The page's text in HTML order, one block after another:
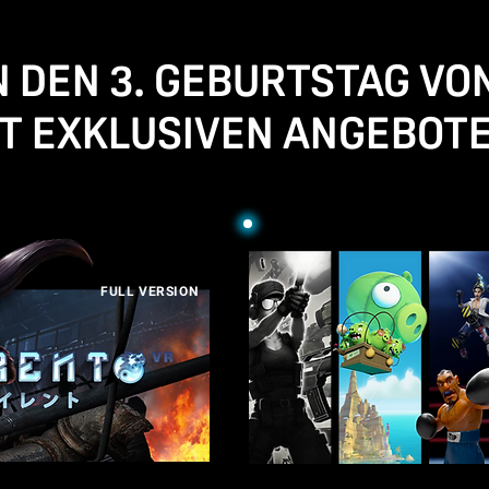
DEN 3. GEBURTSTAG
EXKLUSIVEN
FULL VERSION